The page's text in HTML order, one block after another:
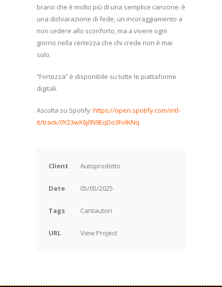
brano che è molto più di una semplice canzone: è
una dichiarazione di fede, un incoraggiamento a
non cedere allo sconforto, ma a vivere ogni
giorno nella certezza che chi crede non è mai
solo.
“Fortezza” è disponibile su tutte le piattaforme
digitali.
Ascolta su Spotify: https://open.spotify.com/intl-
it/track/0Y23wX6j0N9EqDo3FolKNq
Client Autoprodotto
Date 05/05/2025
Tags Cantautori
URL View Project